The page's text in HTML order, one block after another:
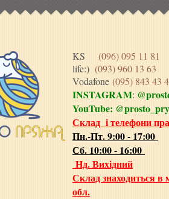
KS (096) 095 11 81
life:) (093) 960 13 63
Vodafone (095) 843 43
INSTAGRAM:
YouTube:
Склад і телефони
Пн.-Пт. 9:00 - 17:00
Сб. 10:00 - 16:00
Нд. Вихідний
Склад знаходиться
обл.